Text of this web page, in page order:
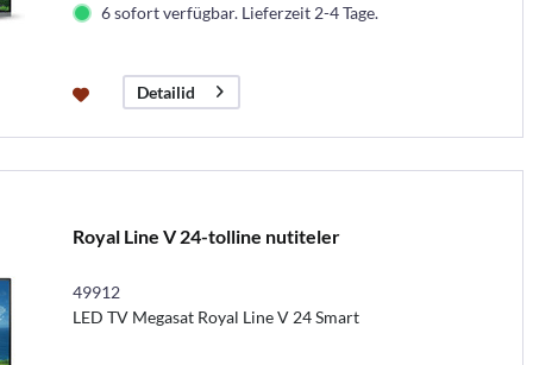
6 sofort verfügbar. Lieferzeit 2-4 Tage.
Detailid
Royal Line V 24-tolline nutiteler
49912
LED TV Megasat Royal Line V 24 Smart